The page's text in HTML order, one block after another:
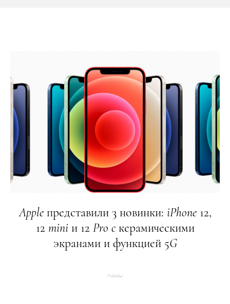
Appleпредставили 3 новинки: iPhone12,
12 miniи 12 Pro cкерамическими
экранами и функцией 5G